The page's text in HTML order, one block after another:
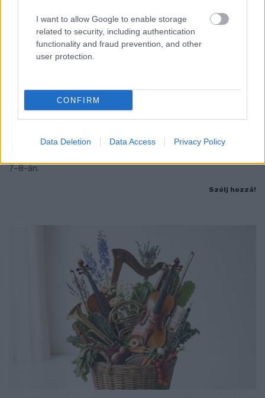
I want to allow Google to enable storage
related to security, including authentication
functionality and fraud prevention, and other
user protection.
CONFIRM
Data Deletion Data Access Privacy Policy
BAROKK POMPÁBA ÖLTÖZIK A BELVÁROS:
HÉTVÉGÉN RENDEZIK MEG A XXXIII. GYŐRI BAROKK
ESKÜVŐT
Jubileumi fogadalom megerősítés, történelmi felvonulás,
7–8-án.
Szólj hozzá!